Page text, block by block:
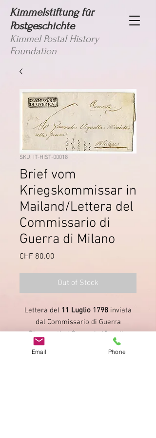
Kimmelstiftung für
Postgeschichte
Kimmel Postal History
Foundation
SKU: IT-HIST-00018
Brief vom
Kriegskommissar in
Mailand/Lettera del
Commissario di
Guerra di Milano
CHF 80.00
Out of Stock
Lettera del 11 Luglio 1798 inviata
dal Commissario di Guerra
Ripamonti al Generale Vignolle
(Ministro di Guerra). Vollemeier
Email Phone